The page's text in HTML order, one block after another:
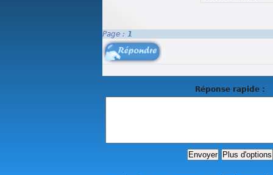
Page : 1
Réponse rapide :